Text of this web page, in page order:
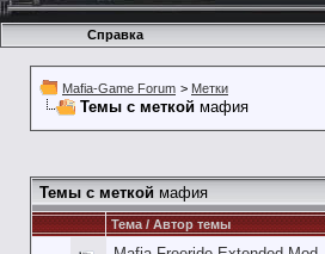
Справка
Mafia-Game Forum > Метки
Темы с меткой мафия
Темы с меткой мафия
Тема / Автор темы